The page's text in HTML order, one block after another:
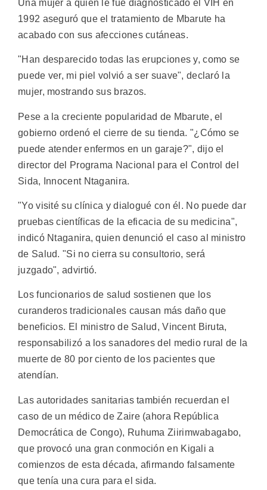
Una mujer a quien le fue diagnosticado el VIH en
1992 aseguró que el tratamiento de Mbarute ha
acabado con sus afecciones cutáneas.
"Han desparecido todas las erupciones y, como se
puede ver, mi piel volvió a ser suave", declaró la
mujer, mostrando sus brazos.
Pese a la creciente popularidad de Mbarute, el
gobierno ordenó el cierre de su tienda. "¿Cómo se
puede atender enfermos en un garaje?", dijo el
director del Programa Nacional para el Control del
Sida, Innocent Ntaganira.
"Yo visité su clínica y dialogué con él. No puede dar
pruebas científicas de la eficacia de su medicina",
indicó Ntaganira, quien denunció el caso al ministro
de Salud. "Si no cierra su consultorio, será
juzgado", advirtió.
Los funcionarios de salud sostienen que los
curanderos tradicionales causan más daño que
beneficios. El ministro de Salud, Vincent Biruta,
responsabilizó a los sanadores del medio rural de la
muerte de 80 por ciento de los pacientes que
atendían.
Las autoridades sanitarias también recuerdan el
caso de un médico de Zaire (ahora República
Democrática de Congo), Ruhuma Ziirimwabagabo,
que provocó una gran conmoción en Kigali a
comienzos de esta década, afirmando falsamente
que tenía una cura para el sida.